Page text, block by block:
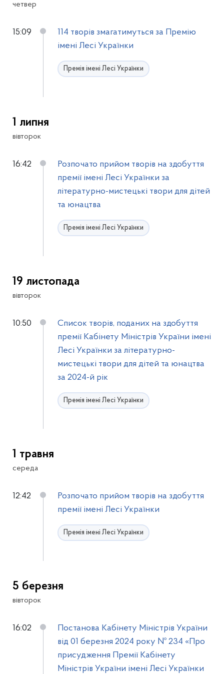
четвер
15:09
114 творів змагатимуться за Премію
імені Лесі Українки
Премія імені Лесі Українки
1 липня
вівторок
16:42
Розпочато прийом творів на здобуття
премії імені Лесі Українки за
літературно-мистецькі твори для дітей
та юнацтва
Премія імені Лесі Українки
19 листопада
вівторок
10:50
Список творів, поданих на здобуття
премії Кабінету Міністрів України імені
Лесі Українки за літературно-
мистецькі твори для дітей та юнацтва
за 2024-й рік
Премія імені Лесі Українки
1 травня
середа
12:42
Розпочато прийом творів на здобуття
премії імені Лесі Українки
Премія імені Лесі Українки
5 березня
вівторок
16:02
Постанова Кабінету Міністрів України
від 01 березня 2024 року № 234 «Про
присудження Премії Кабінету
Міністрів України імені Лесі Українки